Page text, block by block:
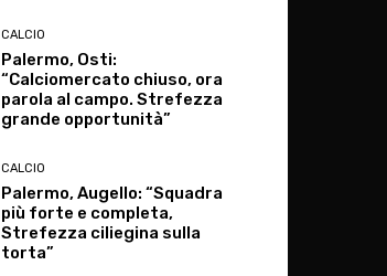
CALCIO
Palermo, Osti:
“Calciomercato chiuso, ora
parola al campo. Strefezza
grande opportunità”
CALCIO
Palermo, Augello: “Squadra
più forte e completa,
Strefezza ciliegina sulla
torta”